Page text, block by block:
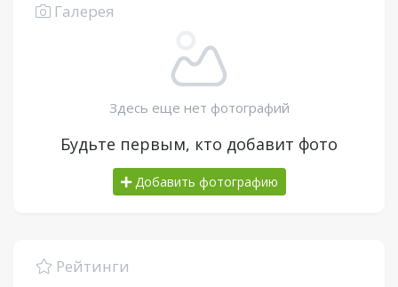
Галерея
Здесь еще нет фотографий
Будьте первым, кто добавит фото
Добавить фотографию
Рейтинги